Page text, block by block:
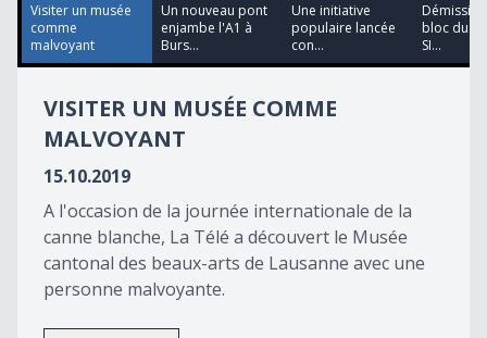
55
seconds
Visiter un musée
comme
malvoyant
Un nouveau pont
enjambe l'A1 à
Burs...
Une initiative
populaire lancée
con...
bloc du
SI...
VISITER UN MUSÉE COMME
MALVOYANT
15.10.2019
A l'occasion de la journée internationale de la
canne blanche, La Télé a découvert le Musée
cantonal des beaux-arts de Lausanne avec une
personne malvoyante.